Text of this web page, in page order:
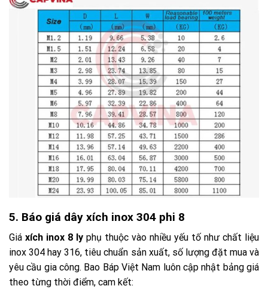
5. Báo giá dây xích inox 304 phi 8
Giá xích inox 8 ly phụ thuộc vào nhiều yếu tố như chất liệu
inox 304 hay 316, tiêu chuẩn sản xuất, số lượng đặt mua và
yêu cầu gia công. Bao Báp Việt Nam luôn cập nhật bảng giá
theo từng thời điểm, cam kết: